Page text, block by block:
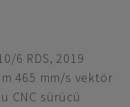
6 RDS, 2019
465 mm/s vektör
CNC sürücü